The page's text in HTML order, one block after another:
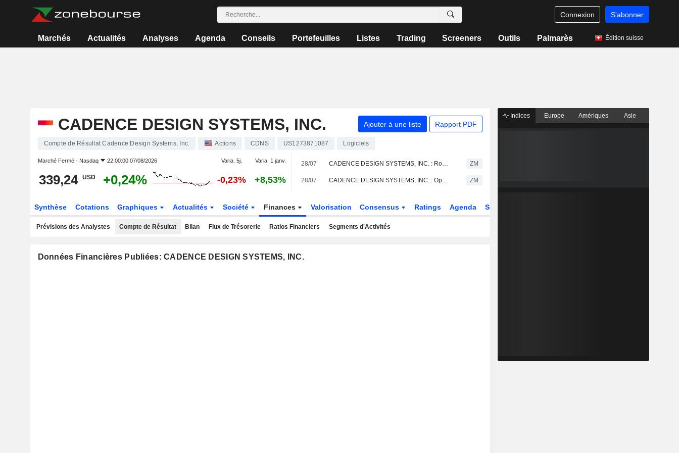
Connexion S'abonner
Marchés Actualités Analyses Agenda Conseils Portefeuilles Listes Trading Screeners Outils Palmarès Édition suisse
CADENCE DESIGN SYSTEMS, INC. Ajouter à une liste Rapport PDF
Compte de Résultat Cadence Design Systems, Inc. Actions CDNS US1273871087 Logiciels
Marché Fermé - Nasdaq 22:00:00 07/08/2026 Varia. 5j. Varia. 1 janv.
339,24 USD +0,24% -0,23% +8,53%
28/07 CADENCE DESIGN SYSTEMS, INC. : Rothschild & Co Redburn toujours à l'achat ZM
28/07 CADENCE DESIGN SYSTEMS, INC. : Oppenheimer maintient sa recommandation neutre ZM
Synthèse Cotations Graphiques Actualités Société Finances Valorisation Consensus Ratings Agenda Secteur
Prévisions des Analystes Compte de Résultat Bilan Flux de Trésorerie Ratios Financiers Segments d'Activités
Données Financières Publiées: CADENCE DESIGN SYSTEMS, INC.
Indices Europe Amériques Asie